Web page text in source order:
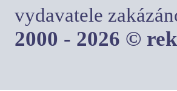
vydavatele
2000 - 2026 ©